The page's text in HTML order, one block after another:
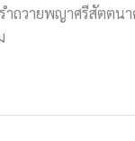
รำถวายพญาศรีสัตต